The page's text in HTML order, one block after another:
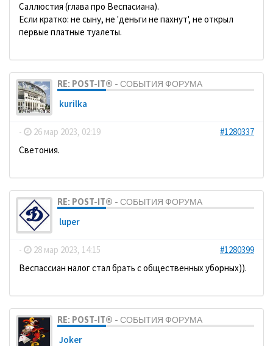
Саллюстия (глава про Веспасиана).
Если кратко: не сыну, не 'деньги не пахнут', не открыл
первые платные туалеты.
RE: POST-IT® - СОБЫТИЯ ФОРУМА
kurilka
- 26 мар 2023, 02:19
#1280337
Светония.
RE: POST-IT® - СОБЫТИЯ ФОРУМА
luper
- 28 мар 2023, 14:15
#1280399
Веспассиан налог стал брать с общественных уборных)).
RE: POST-IT® - СОБЫТИЯ ФОРУМА
Joker